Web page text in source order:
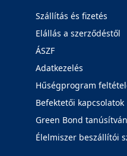
Szállítás és fizetés
Elállás a szerződéstől
ÁSZF
Adatkezelés
Hűségprogram
Befektetői kapcsolatok
Green Bond
Élelmiszer beszállítói